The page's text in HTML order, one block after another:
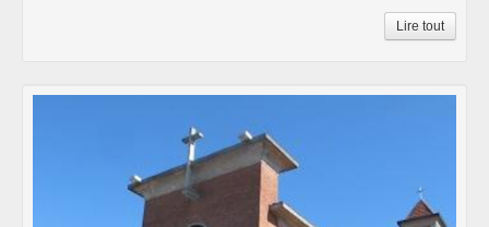
Lire tout